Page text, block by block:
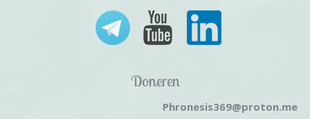
Doneren
Phronesis369@proton.me